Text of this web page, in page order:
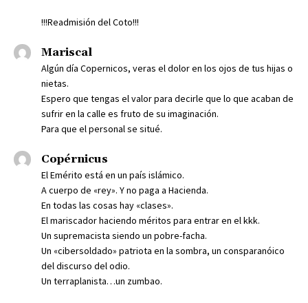
!!!Readmisión del Coto!!!
Mariscal
Algún día Copernicos, veras el dolor en los ojos de tus hijas o
nietas.
Espero que tengas el valor para decirle que lo que acaban de
sufrir en la calle es fruto de su imaginación.
Para que el personal se situé.
Copérnicus
El Emérito está en un país islámico.
A cuerpo de «rey». Y no paga a Hacienda.
En todas las cosas hay «clases».
El mariscador haciendo méritos para entrar en el kkk.
Un supremacista siendo un pobre-facha.
Un «cibersoldado» patriota en la sombra, un consparanóico
del discurso del odio.
Un terraplanista…un zumbao.